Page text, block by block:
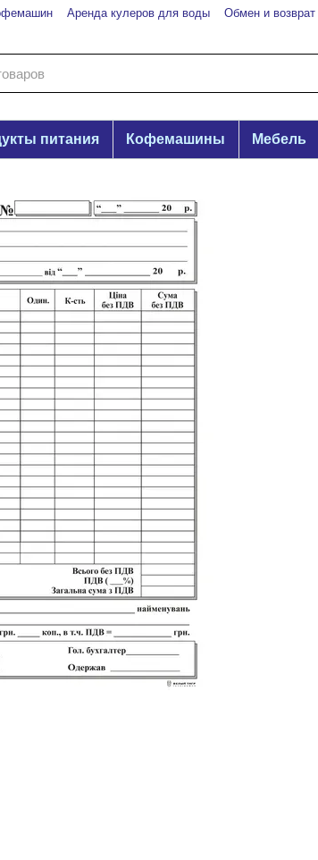
Аренда кулеров для воды Обмен и возврат
питания Кофемашины Мебель